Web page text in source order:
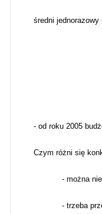
średni
- od roku 2005
Czym różni się
- można
- trzeba